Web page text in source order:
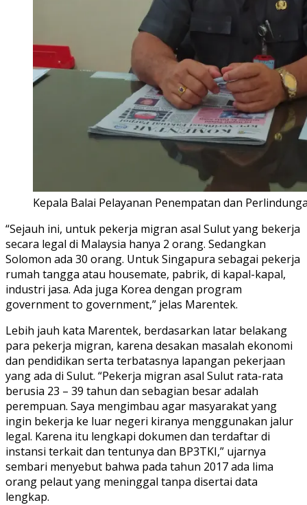
Kepala Balai Pelayanan Penempatan dan
“Sejauh ini, untuk pekerja migran asal Sulut yang bekerja
secara legal di Malaysia hanya 2 orang. Sedangkan
Solomon ada 30 orang. Untuk Singapura sebagai pekerja
rumah tangga atau housemate, pabrik, di kapal-kapal,
industri jasa. Ada juga Korea dengan program
government to government,” jelas Marentek.
Lebih jauh kata Marentek, berdasarkan latar belakang
para pekerja migran, karena desakan masalah ekonomi
dan pendidikan serta terbatasnya lapangan pekerjaan
yang ada di Sulut. “Pekerja migran asal Sulut rata-rata
berusia 23 – 39 tahun dan sebagian besar adalah
perempuan. Saya mengimbau agar masyarakat yang
ingin bekerja ke luar negeri kiranya menggunakan jalur
legal. Karena itu lengkapi dokumen dan terdaftar di
instansi terkait dan tentunya dan BP3TKI,” ujarnya
sembari menyebut bahwa pada tahun 2017 ada lima
orang pelaut yang meninggal tanpa disertai data
lengkap.